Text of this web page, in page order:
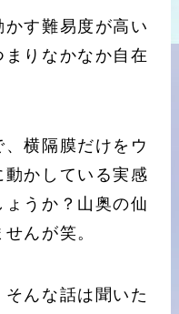
す難易度が高い
りなかなか自在
横隔膜だけをウ
かしている実感
うか？山奥の仙
んが笑。
んな話は聞いた